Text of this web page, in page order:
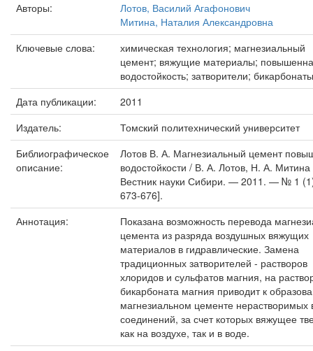
Авторы:
Лотов, Василий Агафонович
Митина, Наталия Александровна
Ключевые слова:
химическая технология; магнезиальный
цемент; вяжущие материалы;
водостойкость; затворители;
Дата публикации:
2011
Издатель:
Томский политехнический университет
Библиографическое
описание:
Лотов В. А. Магнезиальный цемент
водостойкости / В. А. Лотов, Н. А. Митина
Вестник науки Сибири. — 2011. — № 1
673-676].
Аннотация:
Показана возможность перевода
цемента из разряда воздушных вяжущих
материалов в гидравлические. Замена
традиционных затворителей - растворов
хлоридов и сульфатов магния, на
бикарбоната магния приводит к
магнезиальном цементе нерастворимых
соединений, за счет которых вяжущее
как на воздухе, так и в воде.